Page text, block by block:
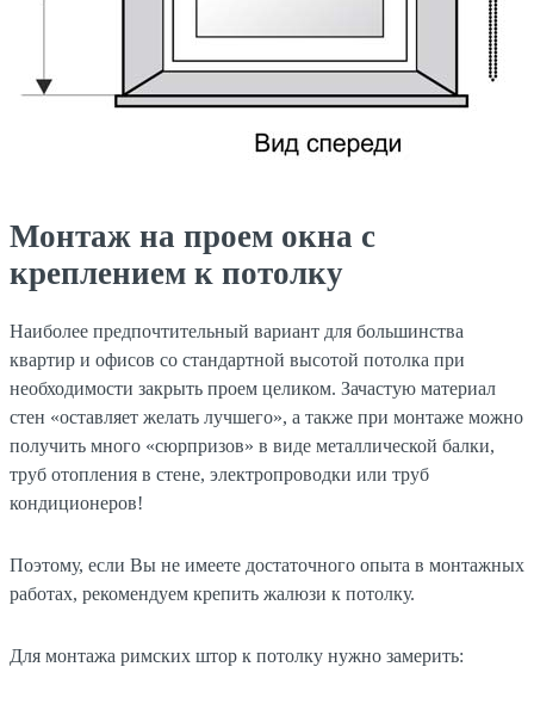
Монтаж на проем окна с
креплением к потолку
Наиболее предпочтительный вариант для большинства
квартир и офисов со стандартной высотой потолка при
необходимости закрыть проем целиком. Зачастую материал
стен «оставляет желать лучшего», а также при монтаже можно
получить много «сюрпризов» в виде металлической балки,
труб отопления в стене, электропроводки или труб
кондиционеров!
Поэтому, если Вы не имеете достаточного опыта в монтажных
работах, рекомендуем крепить жалюзи к потолку.
Для монтажа римских штор к потолку нужно замерить: